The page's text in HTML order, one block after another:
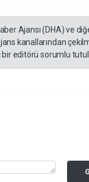
Ajansı (DHA) ve
kanallarından
editörü sorumlu